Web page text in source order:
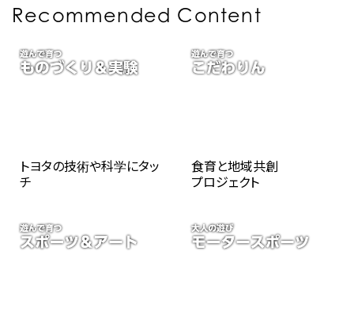
Recommended Content
トヨタの技術や科学にタッ
チ
食育と地域共創
プロジェクト